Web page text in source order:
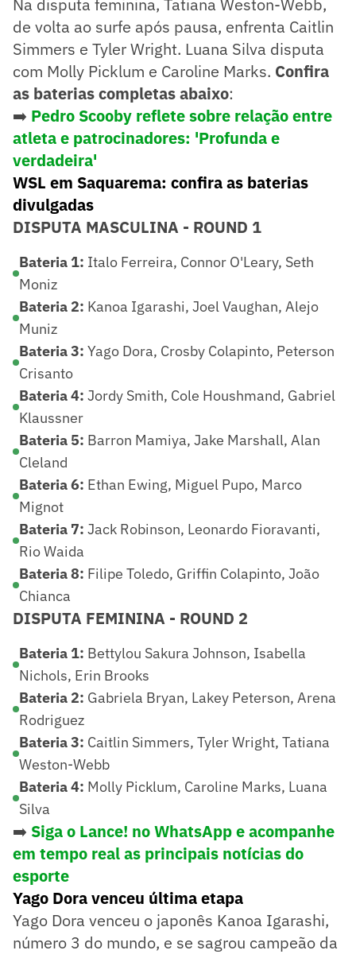
Na disputa feminina, Tatiana Weston-Webb,
de volta ao surfe após pausa, enfrenta Caitlin
Simmers e Tyler Wright. Luana Silva disputa
com Molly Picklum e Caroline Marks. Confira
as baterias completas abaixo:
➡️ Pedro Scooby reflete sobre relação entre
atleta e patrocinadores: 'Profunda e
verdadeira'
WSL em Saquarema: confira as baterias
divulgadas
DISPUTA MASCULINA - ROUND 1
Bateria 1: Italo Ferreira, Connor O'Leary, Seth
Moniz
Bateria 2: Kanoa Igarashi, Joel Vaughan, Alejo
Muniz
Bateria 3: Yago Dora, Crosby Colapinto, Peterson
Crisanto
Bateria 4: Jordy Smith, Cole Houshmand, Gabriel
Klaussner
Bateria 5: Barron Mamiya, Jake Marshall, Alan
Cleland
Bateria 6: Ethan Ewing, Miguel Pupo, Marco
Mignot
Bateria 7: Jack Robinson, Leonardo Fioravanti,
Rio Waida
Bateria 8: Filipe Toledo, Griffin Colapinto, João
Chianca
DISPUTA FEMININA - ROUND 2
Bateria 1: Bettylou Sakura Johnson, Isabella
Nichols, Erin Brooks
Bateria 2: Gabriela Bryan, Lakey Peterson, Arena
Rodriguez
Bateria 3: Caitlin Simmers, Tyler Wright, Tatiana
Weston-Webb
Bateria 4: Molly Picklum, Caroline Marks, Luana
Silva
➡️ Siga o Lance! no WhatsApp e acompanhe
em tempo real as principais notícias do
esporte
Yago Dora venceu última etapa
Yago Dora venceu o japonês Kanoa Igarashi,
número 3 do mundo, e se sagrou campeão da